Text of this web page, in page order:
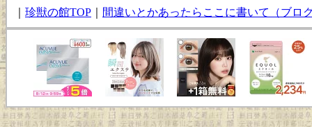
珍獣の館TOP 間違いとかあったらここに書いて（ブロ